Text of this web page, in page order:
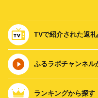
TVで紹介された返
ふるラボチャンネル
ランキングから探す